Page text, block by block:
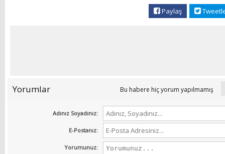
Paylaş
Yorumlar Bu habere hiç yorum yapılmamış
Adınız Soyadınız:
E-Postanız:
Yorumunuz: